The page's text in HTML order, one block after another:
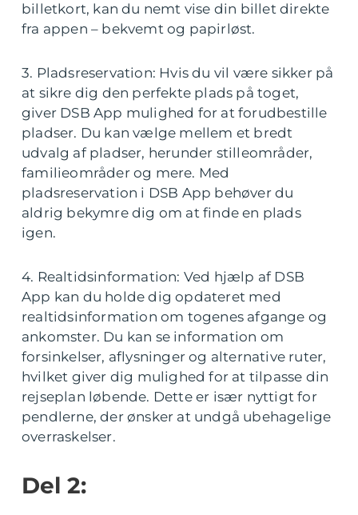
billetkort, kan du nemt vise din billet direkte
fra appen – bekvemt og papirløst.
3. Pladsreservation: Hvis du vil være sikker på
at sikre dig den perfekte plads på toget,
giver DSB App mulighed for at forudbestille
pladser. Du kan vælge mellem et bredt
udvalg af pladser, herunder stilleområder,
familieområder og mere. Med
pladsreservation i DSB App behøver du
aldrig bekymre dig om at finde en plads
igen.
4. Realtidsinformation: Ved hjælp af DSB
App kan du holde dig opdateret med
realtidsinformation om togenes afgange og
ankomster. Du kan se information om
forsinkelser, aflysninger og alternative ruter,
hvilket giver dig mulighed for at tilpasse din
rejseplan løbende. Dette er især nyttigt for
pendlerne, der ønsker at undgå ubehagelige
overraskelser.
Del 2: